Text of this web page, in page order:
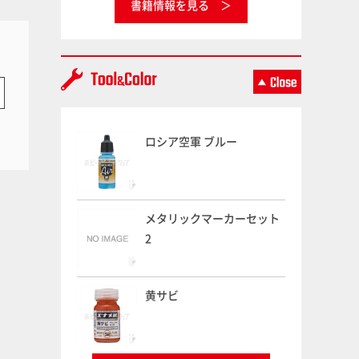
書籍情報を見る
ロシア空軍 ブルー
メタリックマーカーセット
2
黄サビ